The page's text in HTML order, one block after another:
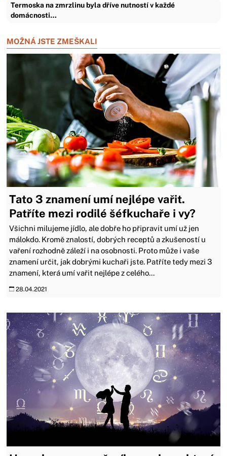
Termoska na zmrzlinu byla dříve nutností v každé
domácnosti…
MOŽNÁ JSTE ZMEŠKALI
Tato 3 znamení umí nejlépe vařit.
Patříte mezi rodilé šéfkuchaře i vy?
Všichni milujeme jídlo, ale dobře ho připravit umí už jen
málokdo. Kromě znalostí, dobrých receptů a zkušeností u
vaření rozhodně záleží i na osobnosti. Proto může i vaše
znamení určit, jak dobrými kuchaři jste. Patříte tedy mezi 3
znamení, která umí vařit nejlépe z celého...
28.04.2021